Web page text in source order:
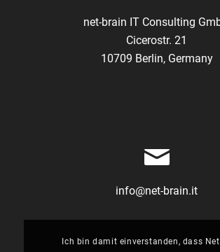
net-brain IT Consulting
Cicerostr. 21
10709 Berlin, Germany
info@net-brain.it
Ich bin damit einverstanden, dass